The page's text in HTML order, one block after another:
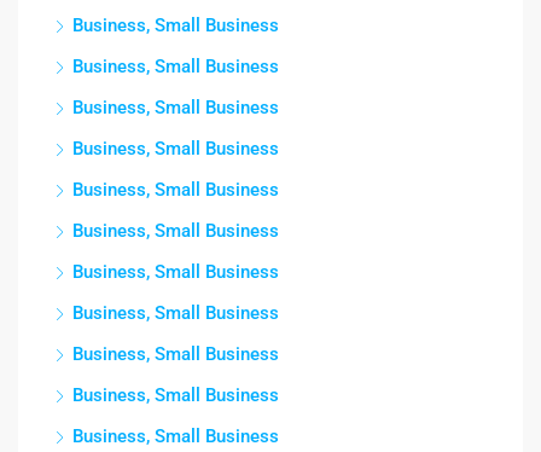
Business, Small Business
Business, Small Business
Business, Small Business
Business, Small Business
Business, Small Business
Business, Small Business
Business, Small Business
Business, Small Business
Business, Small Business
Business, Small Business
Business, Small Business